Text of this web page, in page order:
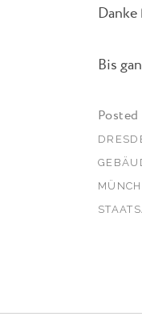
Bis
Posted